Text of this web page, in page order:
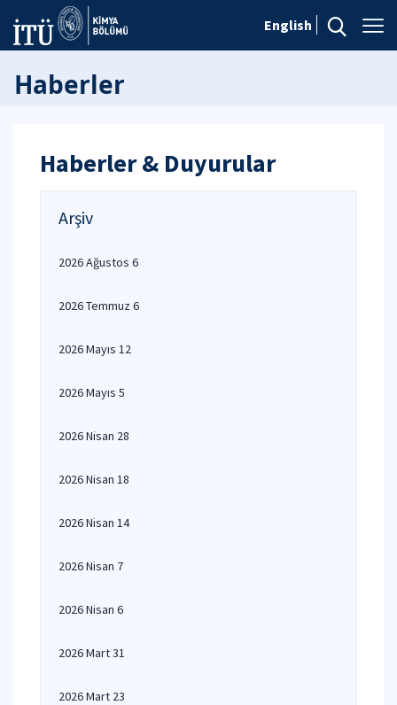
English
Haberler
Haberler & Duyurular
Arşiv
2026 Ağustos 6
2026 Temmuz 6
2026 Mayıs 12
2026 Mayıs 5
2026 Nisan 28
2026 Nisan 18
2026 Nisan 14
2026 Nisan 7
2026 Nisan 6
2026 Mart 31
2026 Mart 23